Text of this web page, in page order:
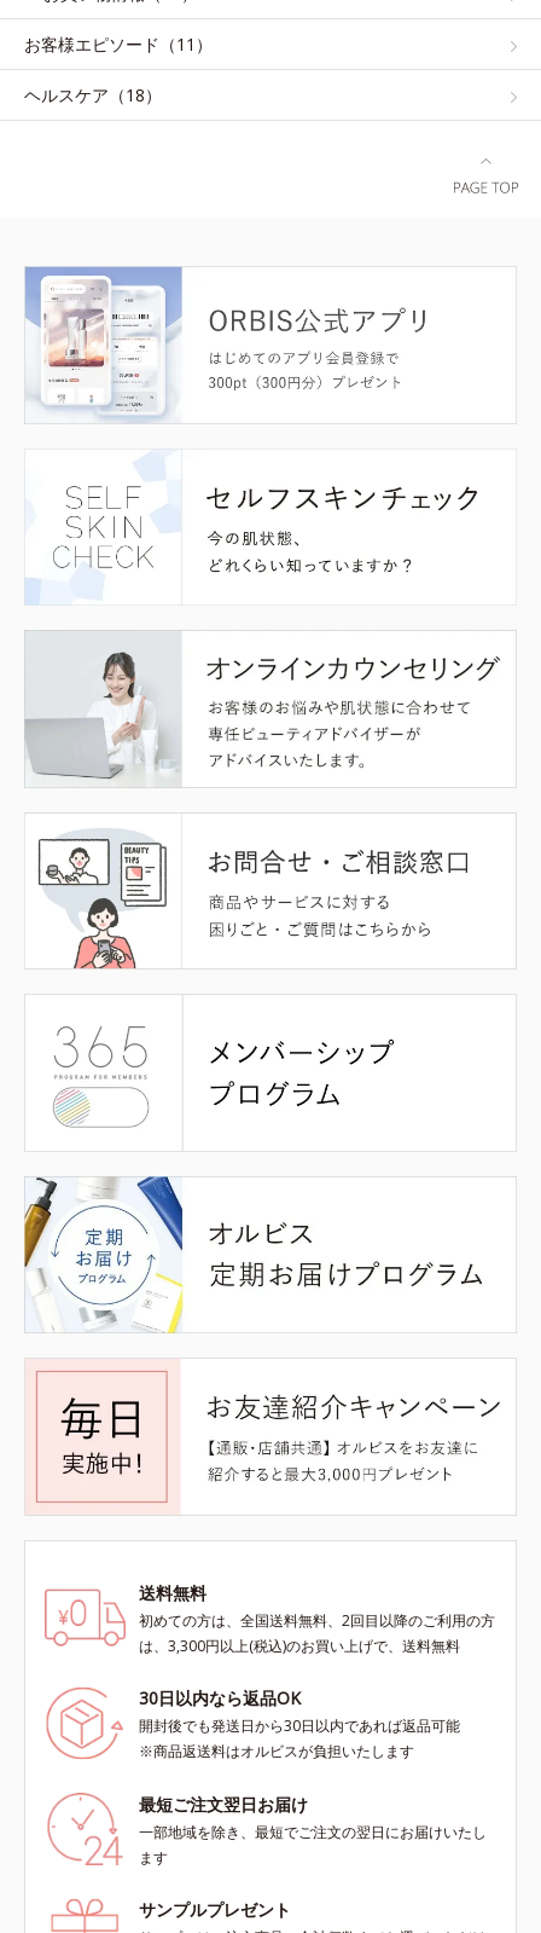
お客様エピソード（11）
ヘルスケア（18）
送料無料
初めての方は、全国送料無料、2回目以降のご利用の方
は、3,300円以上(税込)のお買い上げで、送料無料
30日以内なら返品OK
開封後でも発送日から30日以内であれば返品可能
※商品返送料はオルビスが負担いたします
最短ご注文翌日お届け
一部地域を除き、最短でご注文の翌日にお届けいたし
ます
サンプルプレゼント